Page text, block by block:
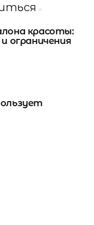
красоты:
ограничения